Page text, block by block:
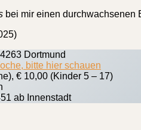
bei mir einen durchwachsenen
Dortmund
bitte hier schauen
€ 10,00 (Kinder 5 – 17)
ab Innenstadt